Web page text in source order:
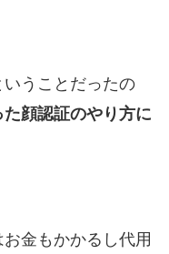
いうことだったの
顔認証のやり方に
金もかかるし代用